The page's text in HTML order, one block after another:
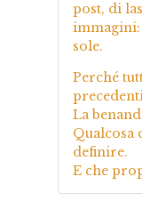
post, di
immagini:
sole.
Perché
La
Qualcosa
definire.
E che